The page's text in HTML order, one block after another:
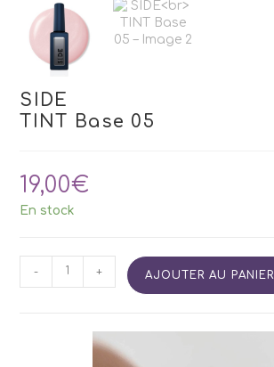
SIDE
TINT Base 05
19,00€
En stock
quantité
- + AJOUTER AU PANIER